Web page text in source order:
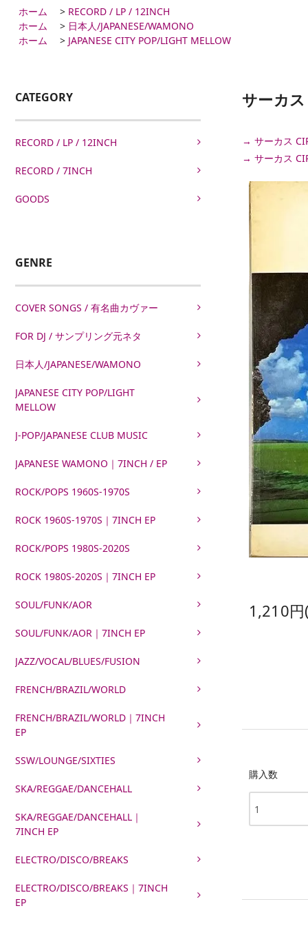
ホーム > RECORD / LP / 12INCH
ホーム
> 日本人/JAPANESE/WAMONO
ホーム
> JAPANESE CITY POP/LIGHT MELLOW
CATEGORY
RECORD / LP / 12INCH
RECORD / 7INCH
GOODS
GENRE
COVER SONGS / 有名曲カヴァー
FOR DJ / サンプリング元ネタ
日本人/JAPANESE/WAMONO
JAPANESE CITY POP/LIGHT
MELLOW
J-POP/JAPANESE CLUB MUSIC
JAPANESE WAMONO｜7INCH / EP
ROCK/POPS 1960S-1970S
ROCK 1960S-1970S｜7INCH EP
ROCK/POPS 1980S-2020S
ROCK 1980S-2020S｜7INCH EP
SOUL/FUNK/AOR
SOUL/FUNK/AOR｜7INCH EP
JAZZ/VOCAL/BLUES/FUSION
FRENCH/BRAZIL/WORLD
FRENCH/BRAZIL/WORLD｜7INCH
EP
SSW/LOUNGE/SIXTIES
SKA/REGGAE/DANCEHALL
SKA/REGGAE/DANCEHALL｜
7INCH EP
ELECTRO/DISCO/BREAKS
ELECTRO/DISCO/BREAKS｜7INCH
EP
サーカ
→ サーカス
→ サーカス
1,210
購入数